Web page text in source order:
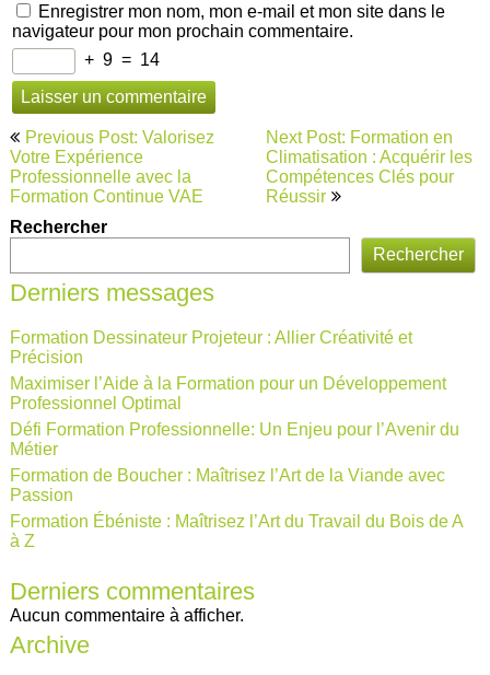
Enregistrer mon nom, mon e-mail et mon site dans le
navigateur pour mon prochain commentaire.
+ 9 = 14
Navigation
de
l’article
Previous Post: Valorisez
Votre Expérience
Professionnelle avec la
Formation Continue VAE
Next Post: Formation en
Climatisation : Acquérir les
Compétences Clés pour
Réussir
Rechercher
Rechercher
Derniers messages
Formation Dessinateur Projeteur : Allier Créativité et
Précision
Maximiser l’Aide à la Formation pour un Développement
Professionnel Optimal
Défi Formation Professionnelle: Un Enjeu pour l’Avenir du
Métier
Formation de Boucher : Maîtrisez l’Art de la Viande avec
Passion
Formation Ébéniste : Maîtrisez l’Art du Travail du Bois de A
à Z
Derniers commentaires
Aucun commentaire à afficher.
Archive